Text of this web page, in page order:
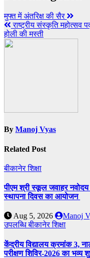
मुफ्त में अंतरिक्ष की सैर
राष्ट्रीय संस्कृति महोत्सव
होली की मस्ती
By Manoj Vyas
Related Post
बीकानेरशिक्षा
पीएम श्री स्कूल जवाहर नवोदय
स्थापना दिवस का आयोजन
Aug 5, 2026
Manoj
उपलब्धिबीकानेरशिक्षा
केंद्रीय विद्यालय क्रमांक 3,
परीक्षण शिविर-2026 का भव्य